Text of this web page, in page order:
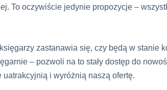
To oczywiście jedynie propozycje –
zastanawia się, czy będą w stanie
– pozwoli na to stały dostęp do
uatrakcyjnią i wyróżnią naszą ofertę.